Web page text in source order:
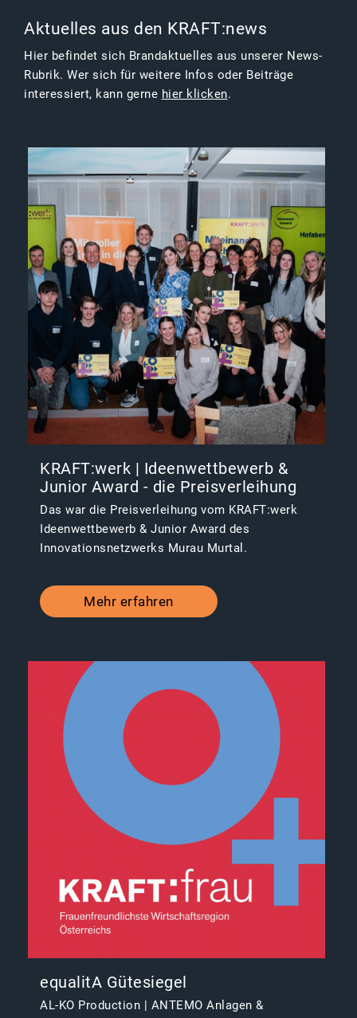
Aktuelles aus den KRAFT:news
Hier befindet sich Brandaktuelles aus unserer News-
Rubrik. Wer sich für weitere Infos oder Beiträge
interessiert, kann gerne hier klicken.
KRAFT:werk | Ideenwettbewerb &
Junior Award - die Preisverleihung
Das war die Preisverleihung vom KRAFT:werk
Ideenwettbewerb & Junior Award des
Innovationsnetzwerks Murau Murtal.
Mehr erfahren
equalitA Gütesiegel
AL-KO Production | ANTEMO Anlagen &